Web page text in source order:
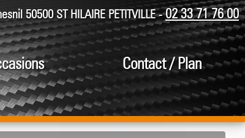
Contact / Plan
50500 ST HILAIRE PETITVILLE -02 33 71 76 00